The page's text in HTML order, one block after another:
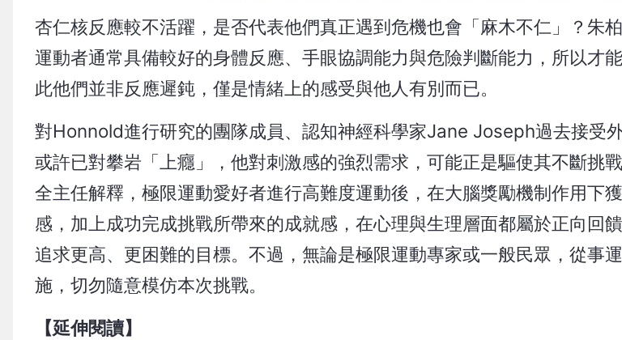
杏仁核反應較不活躍，是否代表他們真正遇到危機也會「麻木不仁」？朱
運動者通常具備較好的身體反應、手眼協調能力與危險判斷能力，所以才
此他們並非反應遲鈍，僅是情緒上的感受與他人有別而已。
對Honnold進行研究的團隊成員、認知神經科學家Jane Joseph過去接受
或許已對攀岩「上癮」，他對刺激感的強烈需求，可能正是驅使其不斷挑
全主任解釋，極限運動愛好者進行高難度運動後，在大腦獎勵機制作用下
感，加上成功完成挑戰所帶來的成就感，在心理與生理層面都屬於正向回
追求更高、更困難的目標。不過，無論是極限運動專家或一般民眾，從事
施，切勿隨意模仿本次挑戰。
【延伸閱讀】